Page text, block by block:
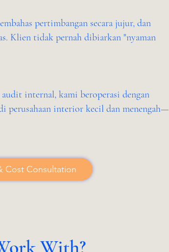
pertimbangan secara jujur, dan
Klien tidak pernah dibiarkan "nyaman
internal, kami beroperasi dengan
perusahaan interior kecil dan menengah—
Cost Consultation
With?